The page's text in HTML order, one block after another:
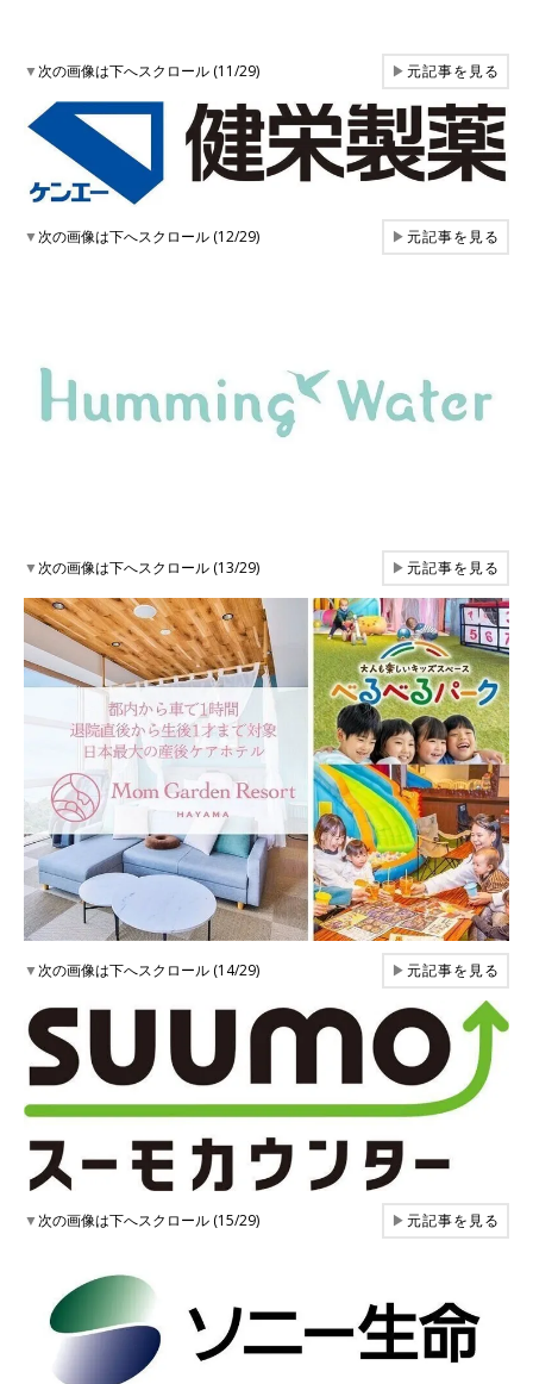
▼次の画像は下へスクロール (11/29) ▶元記事を見る
▼次の画像は下へスクロール (12/29) ▶元記事を見る
▼次の画像は下へスクロール (13/29) ▶元記事を見る
▼次の画像は下へスクロール (14/29) ▶元記事を見る
▼次の画像は下へスクロール (15/29) ▶元記事を見る